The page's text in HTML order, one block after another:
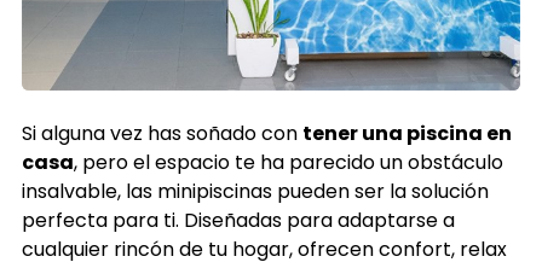
Si alguna vez has soñado con tener una piscina en
casa, pero el espacio te ha parecido un obstáculo
insalvable, las minipiscinas pueden ser la solución
perfecta para ti. Diseñadas para adaptarse a
cualquier rincón de tu hogar, ofrecen confort, relax